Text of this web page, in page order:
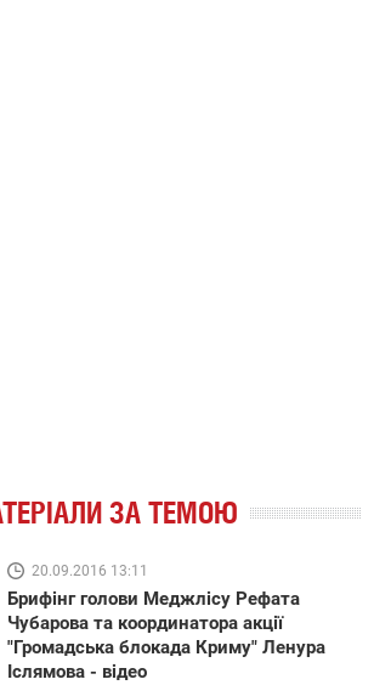
ЗА ТЕМОЮ
20.09.2016 13:11
Брифінг голови Меджлісу Рефата
Чубарова та координатора акції
"Громадська блокада Криму" Ленура
Іслямова - відео